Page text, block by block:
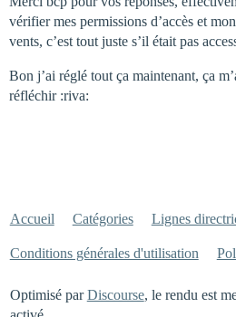
vérifier mes permissions d’accès et
vents, c’est tout juste s’il était pas
Bon j’ai réglé tout ça maintenant, ça
réfléchir :riva:
Accueil Catégories Lignes
Conditions générales d'utilisation
Optimisé parDiscourse, le rendu est